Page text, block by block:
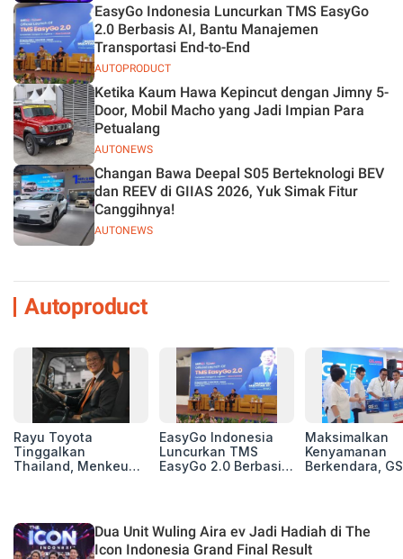
AUTOPRODUCT
EasyGo Indonesia Luncurkan TMS EasyGo
2.0 Berbasis AI, Bantu Manajemen
Transportasi End-to-End
AUTONEWS
Ketika Kaum Hawa Kepincut dengan Jimny 5-
Door, Mobil Macho yang Jadi Impian Para
Petualang
AUTONEWS
Changan Bawa Deepal S05 Berteknologi BEV
dan REEV di GIIAS 2026, Yuk Simak Fitur
Canggihnya!
Autoproduct
Rayu Toyota
Tinggalkan
Thailand, Menkeu
Basis Produksi
ASEAN
EasyGo Indonesia
Luncurkan TMS
EasyGo 2.0 Berbasis
Maksimalkan
Kenyamanan
Berkendara,
2026
Dua Unit Wuling Aira ev Jadi Hadiah di The
Icon Indonesia Grand Final Result